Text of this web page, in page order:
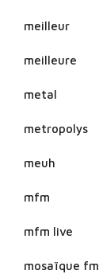
meilleur
meilleure
metal
metropolys
meuh
mfm
mfm live
mosaïque fm